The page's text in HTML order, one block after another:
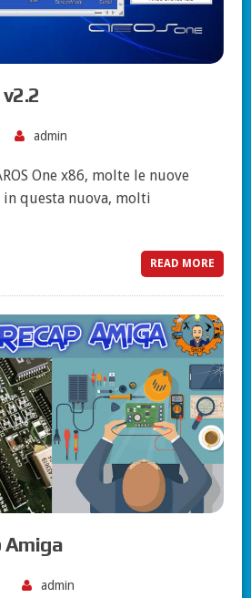
admin
One x86, molte le nuove
questa nuova, molti
READ MORE
Amiga
admin